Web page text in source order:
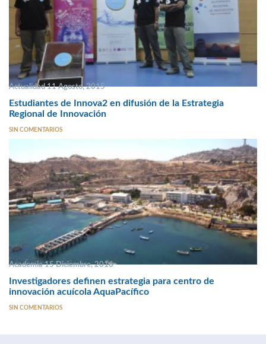
Actualidad 11 Agosto, 2015
Estudiantes de Innova2 en difusión de la Estrategia
Regional de Innovación
SIN COMENTARIOS
Academia 15 Diciembre, 2016
Investigadores definen estrategia para centro de
innovación acuícola AquaPacífico
SIN COMENTARIOS